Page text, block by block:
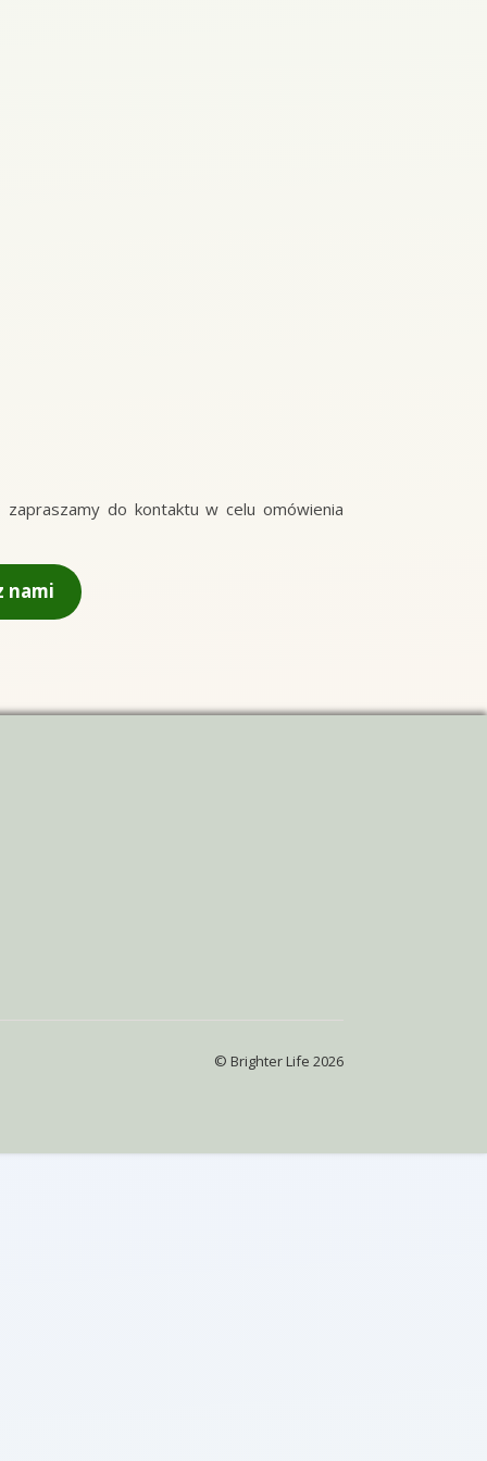
zapraszamy do kontaktu w celu omówienia
nami
© Brighter Life 2026